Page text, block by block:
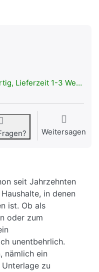
1-3 Werktage.
Weitersagen
seit Jahrzehnten
in denen
ist. Ob als
oder zum
unentbehrlich.
nämlich ein
zu